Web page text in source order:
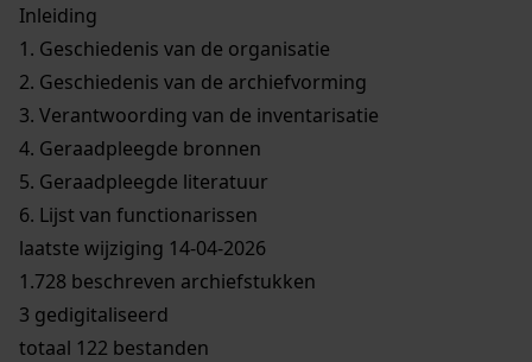
Inleiding
1. Geschiedenis van de organisatie
2. Geschiedenis van de archiefvorming
3. Verantwoording van de inventarisatie
4. Geraadpleegde bronnen
5. Geraadpleegde literatuur
6. Lijst van functionarissen
laatste wijziging 14-04-2026
1.728 beschreven archiefstukken
3 gedigitaliseerd
totaal 122 bestanden